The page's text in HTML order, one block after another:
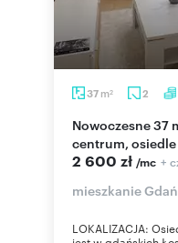
37 m2 2
Nowoczesne 37 m² w Gdańsku (blisko
centrum, osiedle
2 600 zł /mc +
mieszkanie
LOKALIZACJA: